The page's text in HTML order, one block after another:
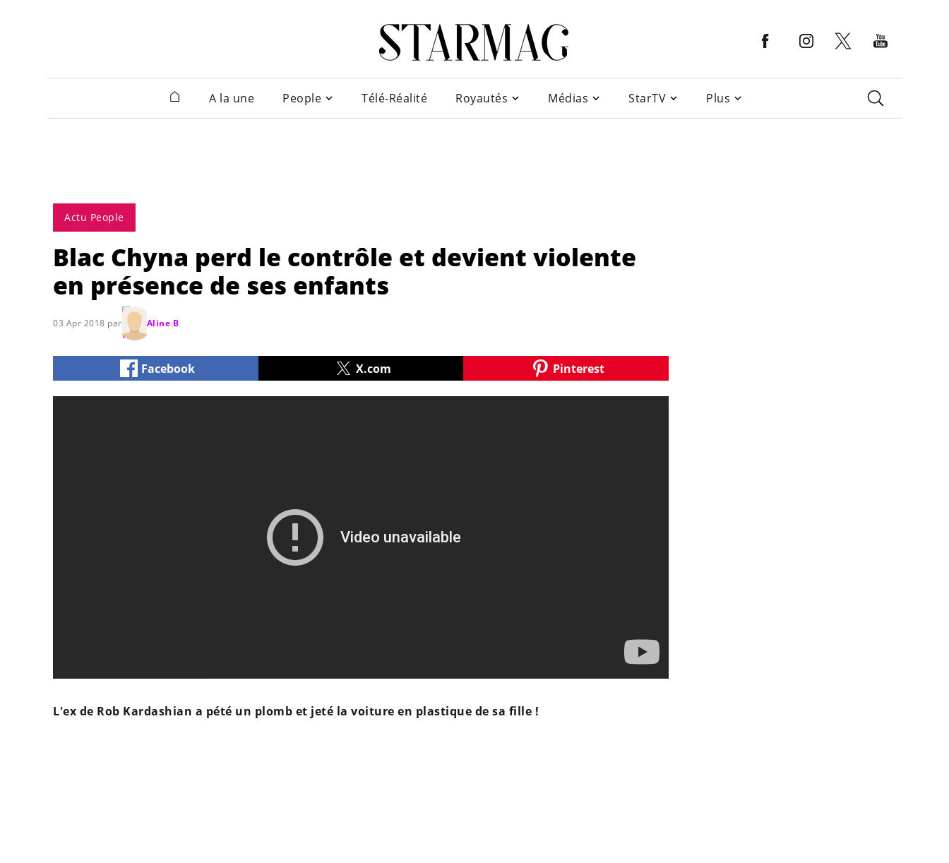
A la une People Télé-Réalité Royautés Médias StarTV Plus
Actu People
Blac Chyna perd le contrôle et devient violente
en présence de ses enfants
03 Apr 2018 par Aline B
Facebook X.com Pinterest
L'ex de Rob Kardashian a pété un plomb et jeté la voiture en plastique de sa fille !